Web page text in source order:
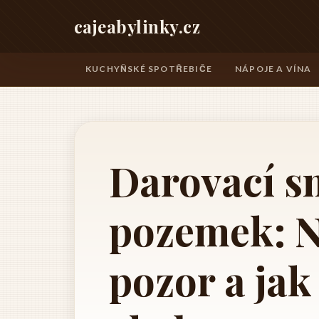
cajeabylinky.cz
KUCHYŇSKÉ SPOTŘEBIČE NÁPOJE A VÍNA
Darovací
pozemek:
pozor a